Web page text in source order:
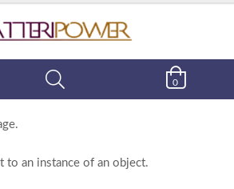
0
to an instance of an object.